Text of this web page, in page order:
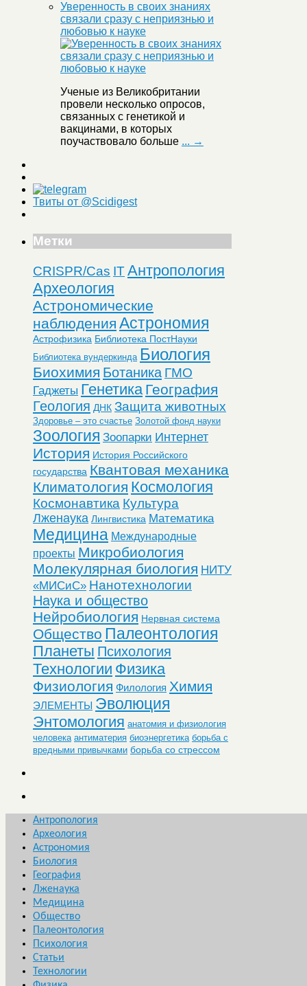
Уверенность в своих знаниях
связали сразу с неприязнью и
любовью к науке
Ученые из Великобритании
провели несколько опросов,
связанных с генетикой и
вакцинами, в которых
поучаствовало больше ... →
Твиты от @Scidigest
Метки
CRISPR/Cas ITАнтропология
Археология
Астрономические
наблюдения Астрономия
Астрофизика Библиотека ПостНауки
Библиотека вундеркинда Биология
Биохимия Ботаника ГМО
Гаджеты Генетика География
Геология ДНК Защита животных
Здоровье – это счастье Золотой фонд науки
Зоология Зоопарки Интернет
История История Российского
государства Квантовая механика
Климатология Космология
Космонавтика Культура
Лженаука Лингвистика Математика
Медицина Международные
проекты Микробиология
Молекулярная биология НИТУ
«МИСиС» Нанотехнологии
Наука и общество
Нейробиология Нервная система
Общество Палеонтология
Планеты Психология
Технологии Физика
Физиология Филология Химия
ЭЛЕМЕНТЫ Эволюция
Энтомология анатомия и физиология
человека антиматерия биоэнергетика борьба с
вредными привычками борьба со стрессом
Антропология
Археология
Астрономия
Биология
География
Лженаука
Медицина
Общество
Палеонтология
Психология
Статьи
Технологии